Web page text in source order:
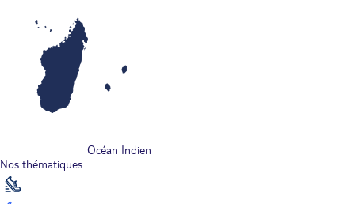
Océan Indien
Nos thématiques